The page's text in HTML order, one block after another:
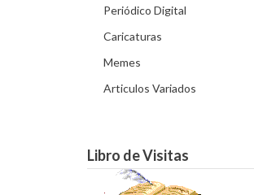
Periódico Digital
Caricaturas
Memes
Articulos Variados
Libro de Visitas